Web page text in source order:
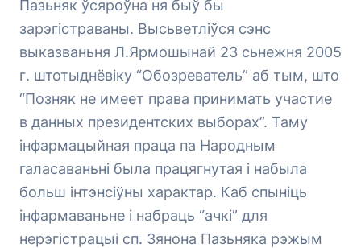
Пазьняк ўсяроўна ня быў бы
зарэгістраваны. Высьветліўся сэнс
выказваньня Л.Ярмошынай 23 сьнежня 2005
г. штотыднёвіку “Обозреватель” аб тым, што
“Позняк не имеет права принимать участие
в данных президентских выборах”. Таму
інфармацыйная праца па Народным
галасаваньні была працягнутая і набыла
больш інтэнсіўны характар. Каб спыніць
інфармаваньне і набраць “ачкі” для
нерэгістрацыі сп. Зянона Пазьняка рэжым